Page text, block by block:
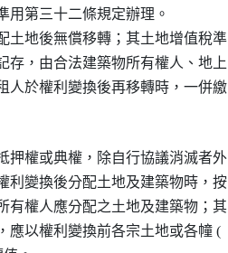
用第三十二條規定辦理。
土地後無償移轉；其土地增值稅準
存，由合法建築物所有權人、地上
人於權利變換後再移轉時，一併繳
押權或典權，除自行協議消滅者外
利變換後分配土地及建築物時，按
有權人應分配之土地及建築物；其
應以權利變換前各宗土地或各幢 (